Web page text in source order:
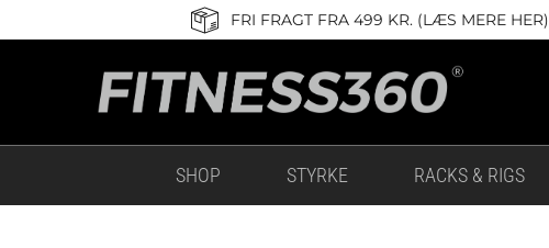
til
FRI FRAGT FRA 499 KR. (LÆS MERE HER)
SHOP STYRKE RACKS & RIGS